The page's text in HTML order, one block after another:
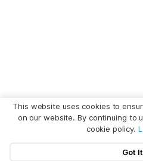
This website uses cookies to
on our website. By continuing to
cookie policy.
Got